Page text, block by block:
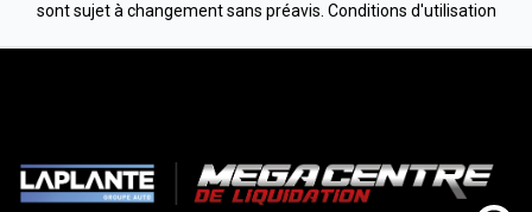
sont sujet à changement sans préavis. Conditions d'utilisation